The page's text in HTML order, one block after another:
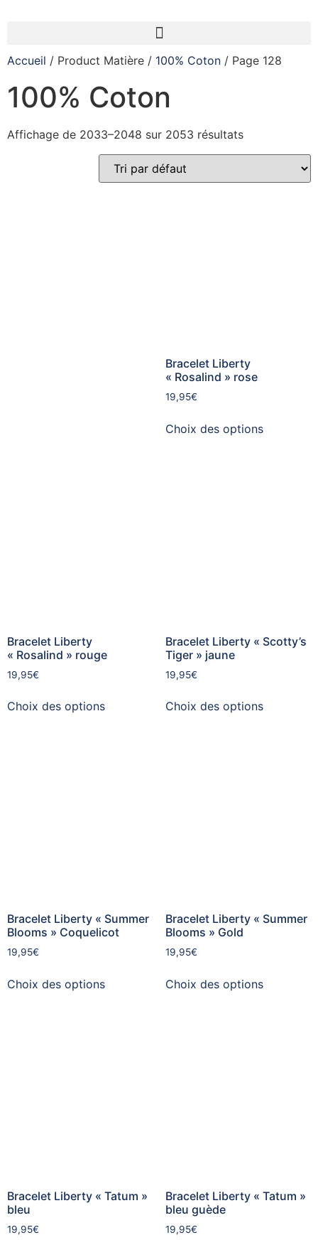
Accueil / Product Matière / 100% Coton / Page 128
100% Coton
Affichage de 2033–2048 sur 2053 résultats
Bracelet Liberty
« Rosalind » rose
19,95€
Choix des options
Bracelet Liberty
« Rosalind » rouge
19,95€
Choix des options
Bracelet Liberty « Scotty’s
Tiger » jaune
19,95€
Choix des options
Bracelet Liberty « Summer
Blooms » Coquelicot
19,95€
Choix des options
Bracelet Liberty « Summer
Blooms » Gold
19,95€
Choix des options
Bracelet Liberty « Tatum »
bleu
19,95€
Bracelet Liberty « Tatum »
bleu guède
19,95€